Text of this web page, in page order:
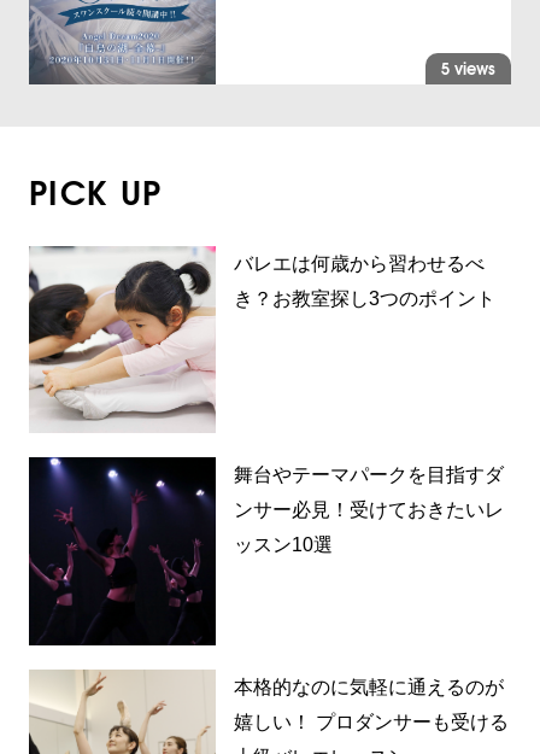
5 views
PICK UP
バレエは何歳から習わせるべ
き？お教室探し3つのポイント
舞台やテーマパークを目指すダ
ンサー必見！受けておきたいレ
ッスン10選
本格的なのに気軽に通えるのが
嬉しい！ プロダンサーも受ける